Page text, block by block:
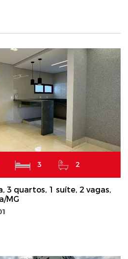
3 2
3 quartos, 1 suíte, 2 vagas,
MG